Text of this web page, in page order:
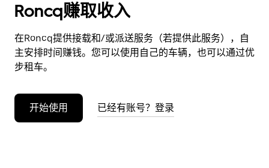
历。
Roncq赚取收入
在Roncq提供接载和/或派送服务（若提供此服务），自
主安排时间赚钱。您可以使用自己的车辆，也可以通过优
步租车。
开始使用 已经有账号？登录